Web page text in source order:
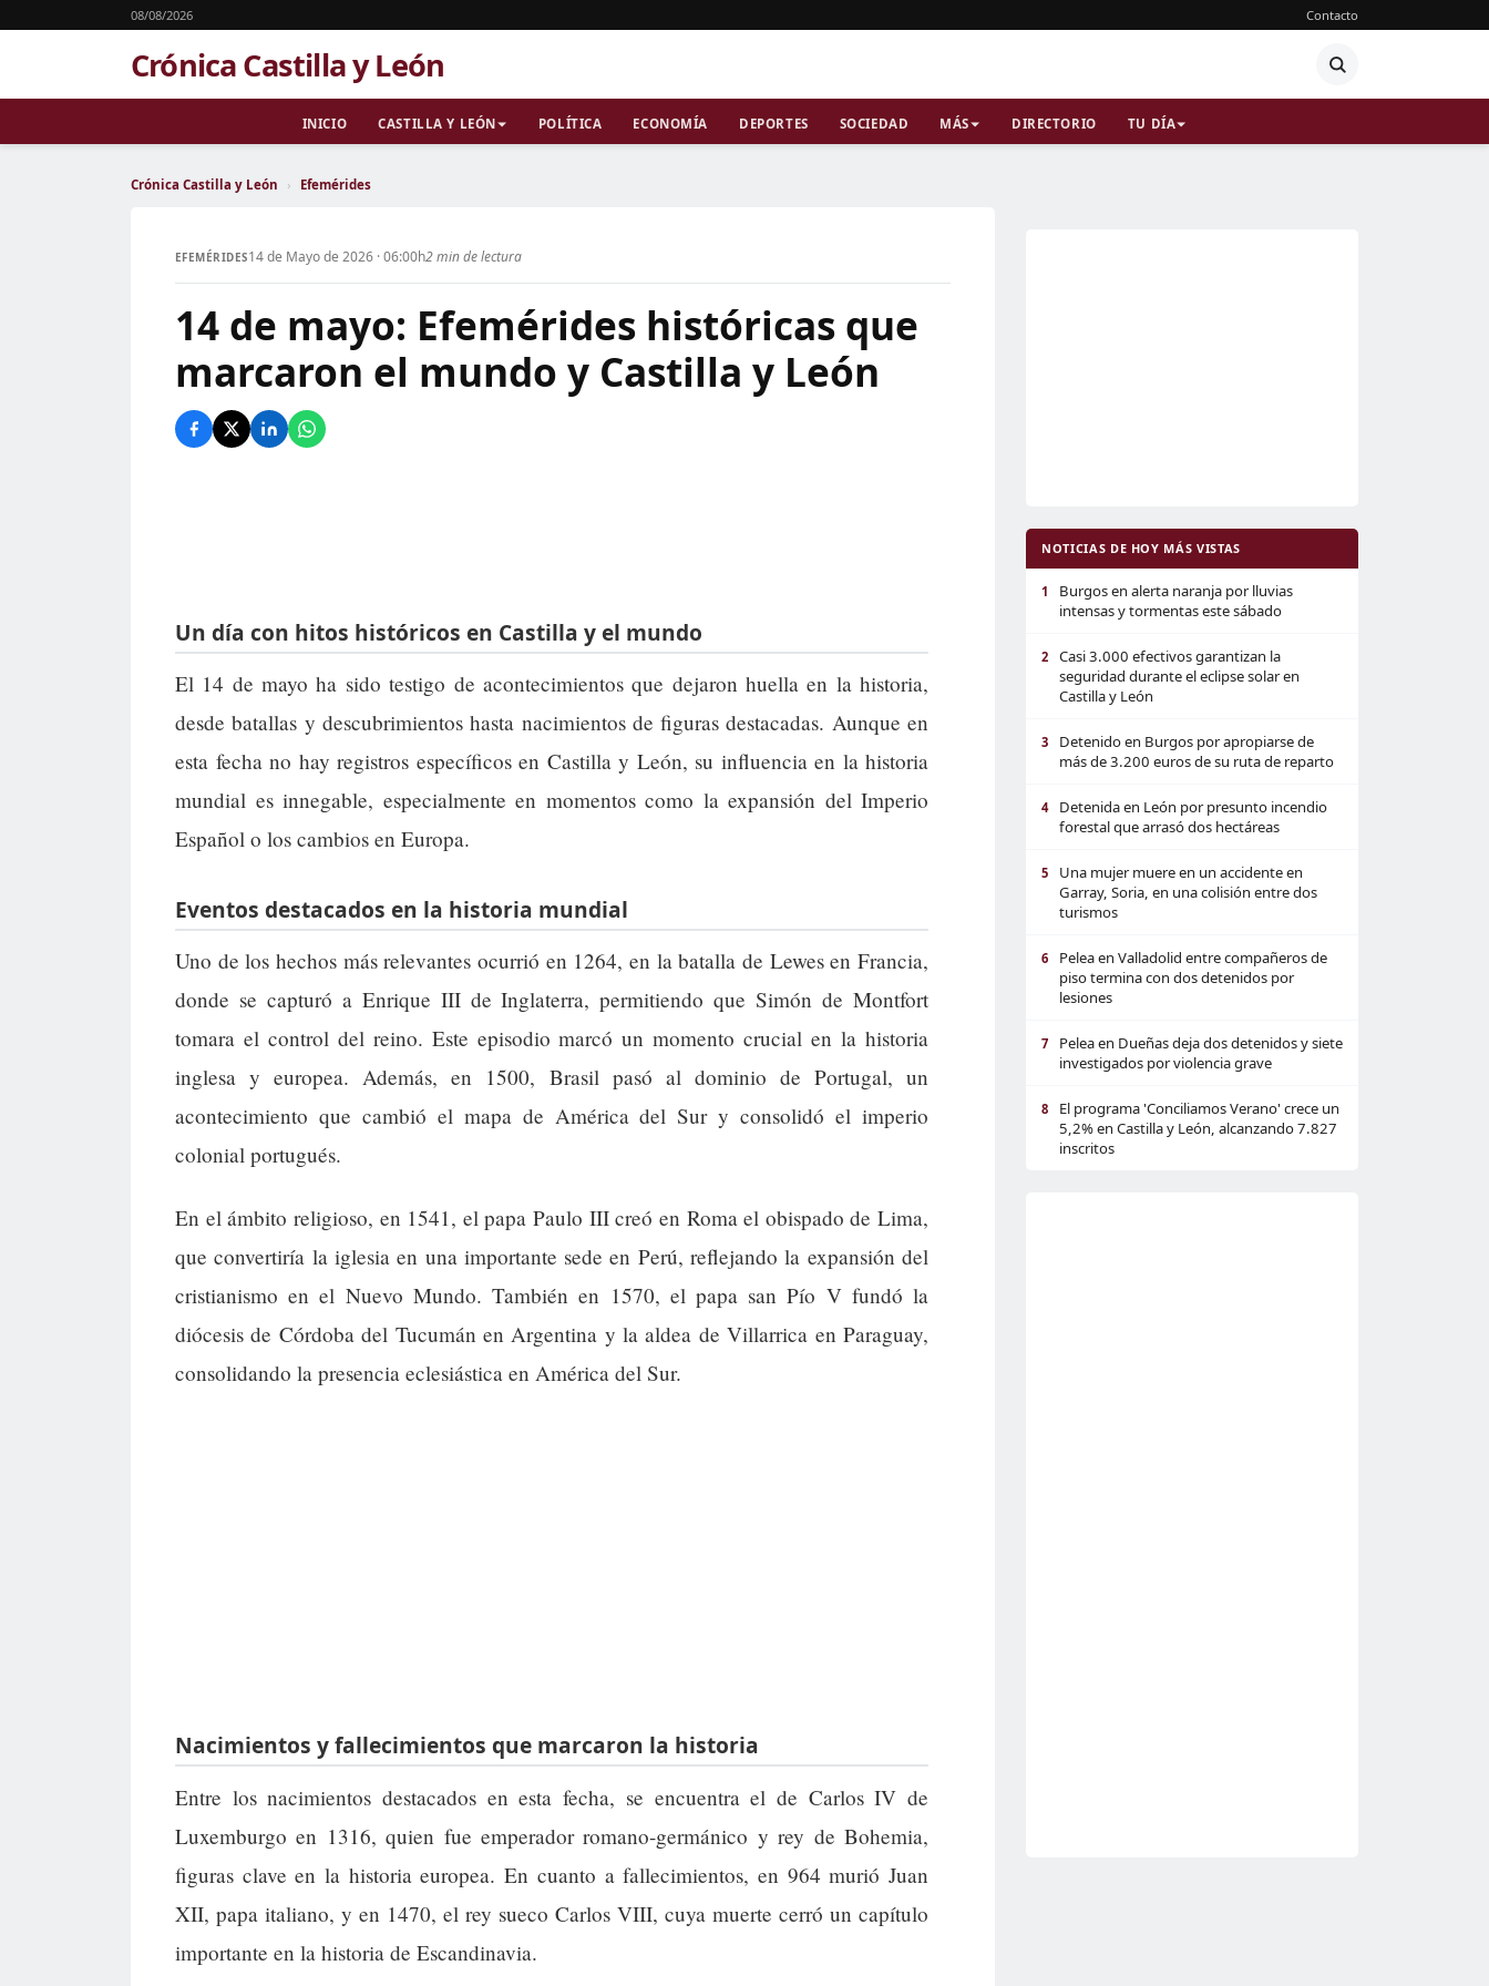
08/08/2026 Contacto
Crónica Castilla y León
INICIO CASTILLA Y LEÓN POLÍTICA ECONOMÍA DEPORTES SOCIEDAD MÁS DIRECTORIO TU DÍA
Crónica Castilla y León › Efemérides
EFEMÉRIDES14 de Mayo de 2026 · 06:00h2 min de lectura
14 de mayo: Efemérides históricas que
marcaron el mundo y Castilla y León
Un día con hitos históricos en Castilla y el mundo
El 14 de mayo ha sido testigo de acontecimientos que dejaron huella en la historia,
desde batallas y descubrimientos hasta nacimientos de figuras destacadas. Aunque en
esta fecha no hay registros específicos en Castilla y León, su influencia en la historia
mundial es innegable, especialmente en momentos como la expansión del Imperio
Español o los cambios en Europa.
Eventos destacados en la historia mundial
Uno de los hechos más relevantes ocurrió en 1264, en la batalla de Lewes en Francia,
donde se capturó a Enrique III de Inglaterra, permitiendo que Simón de Montfort
tomara el control del reino. Este episodio marcó un momento crucial en la historia
inglesa y europea. Además, en 1500, Brasil pasó al dominio de Portugal, un
acontecimiento que cambió el mapa de América del Sur y consolidó el imperio
colonial portugués.
En el ámbito religioso, en 1541, el papa Paulo III creó en Roma el obispado de Lima,
que convertiría la iglesia en una importante sede en Perú, reflejando la expansión del
cristianismo en el Nuevo Mundo. También en 1570, el papa san Pío V fundó la
diócesis de Córdoba del Tucumán en Argentina y la aldea de Villarrica en Paraguay,
consolidando la presencia eclesiástica en América del Sur.
Nacimientos y fallecimientos que marcaron la historia
Entre los nacimientos destacados en esta fecha, se encuentra el de Carlos IV de
Luxemburgo en 1316, quien fue emperador romano-germánico y rey de Bohemia,
figuras clave en la historia europea. En cuanto a fallecimientos, en 964 murió Juan
XII, papa italiano, y en 1470, el rey sueco Carlos VIII, cuya muerte cerró un capítulo
importante en la historia de Escandinavia.
NOTICIAS DE HOY MÁS VISTAS
1
Burgos en alerta naranja por lluvias
intensas y tormentas este sábado
2
Casi 3.000 efectivos garantizan la
seguridad durante el eclipse solar en
Castilla y León
3
Detenido en Burgos por apropiarse de
más de 3.200 euros de su ruta de reparto
4
Detenida en León por presunto incendio
forestal que arrasó dos hectáreas
5
Una mujer muere en un accidente en
Garray, Soria, en una colisión entre dos
turismos
6
Pelea en Valladolid entre compañeros de
piso termina con dos detenidos por
lesiones
7
Pelea en Dueñas deja dos detenidos y siete
investigados por violencia grave
8
El programa 'Conciliamos Verano' crece un
5,2% en Castilla y León, alcanzando 7.827
inscritos